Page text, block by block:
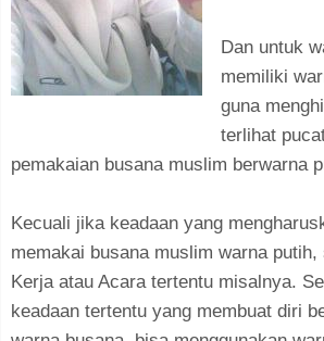
Dan untuk
memiliki
guna
terlihat
pemakaian busana muslim berwarna
Kecuali jika keadaan yang
memakai busana muslim warna putih,
Kerja atau Acara tertentu misalnya.
keadaan tertentu yang membuat diri